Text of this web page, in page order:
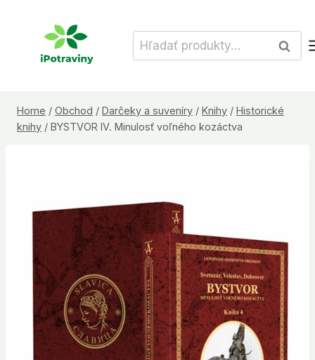
Hľadať:
Home / Obchod / Darčeky a suveníry / Knihy / Historické
knihy / BYSTVOR IV. Minulosť voľného kozáctva